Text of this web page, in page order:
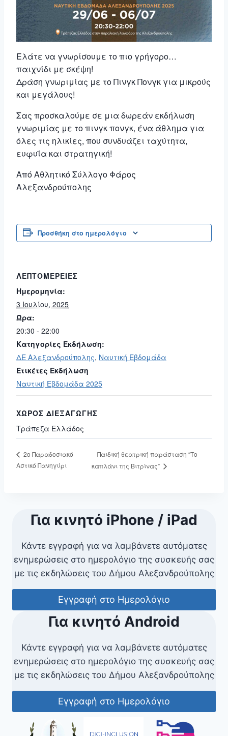
Ελάτε να γνωρίσουμε το πιο γρήγορο…
παιχνίδι με σκέψη!
Δράση γνωριμίας με το Πινγκ Πονγκ για μικρούς
και μεγάλους!
Σας προσκαλούμε σε μια δωρεάν εκδήλωση
γνωριμίας με το πινγκ πονγκ, ένα άθλημα για
όλες τις ηλικίες, που συνδυάζει ταχύτητα,
ευφυΐα και στρατηγική!
Από Αθλητικό Σύλλογο Φάρος
Αλεξανδρούπολης
Προσθήκη στο ημερολόγιο
ΛΕΠΤΟΜΈΡΕΙΕΣ
Ημερομηνία:
3 Ιουλίου, 2025
Ώρα:
20:30 - 22:00
Κατηγορίες Εκδήλωση:
ΔΕ Αλεξανδρούπολης, Ναυτική Εβδομάδα
Ετικέτες Εκδήλωση
Ναυτική Εβδομάδα 2025
ΧΏΡΟΣ ΔΙΕΞΑΓΩΓΉΣ
Τράπεζα Ελλάδος
2ο Παραδοσιακό
Αστικό Πανηγύρι
Παιδική θεατρική παράσταση “Το
καπλάνι της Βιτρίνας”
Για κινητό iPhone / iPad
Κάντε εγγραφή για να λαμβάνετε αυτόματες
ενημερώσεις στο ημερολόγιο της συσκευής σας
με τις εκδηλώσεις του Δήμου Αλεξανδρούπολης
Εγγραφή στο Ημερολόγιο
Για κινητό Android
Κάντε εγγραφή για να λαμβάνετε αυτόματες
ενημερώσεις στο ημερολόγιο της συσκευής σας
με τις εκδηλώσεις του Δήμου Αλεξανδρούπολης
Εγγραφή στο Ημερολόγιο